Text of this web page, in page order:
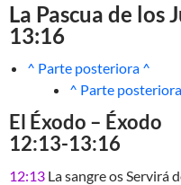
La Pascua de los
13:16
^ Parte posteriora ^
^ Parte
El Éxodo – Éxodo
12:13-13:16
12:13 La sangre os Servirá